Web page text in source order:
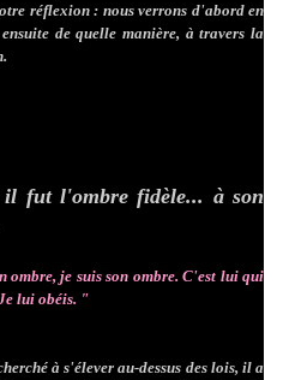
réflexion : nous verrons d'abord en
de quelle manière, à travers la
fut l'ombre fidèle... à son
je suis son ombre. C'est lui qui
lui obéis. "
à s'élever au-dessus des lois, il a